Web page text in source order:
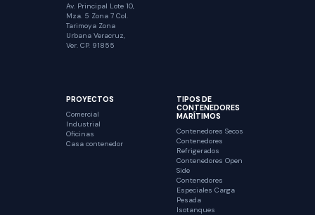
Av. Principal Lote 10,
Mza. 5 Zona 7 Col.
Tarimoya Zona
Urbana Veracruz,
Ver. CP. 91855
PROYECTOS
Comercial
Industrial
Oficinas
Casa contenedor
TIPOS DE
CONTENEDORES
MARÍTIMOS
Contenedores Secos
Contenedores
Refrigerados
Contenedores Open
Side
Contenedores
Especiales Carga
Pesada
Isotanques